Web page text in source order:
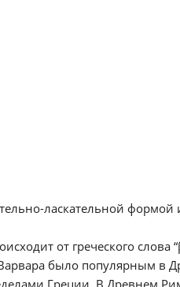
ласкательной формой
от греческого слова
было популярным в
Греции. В Древнем